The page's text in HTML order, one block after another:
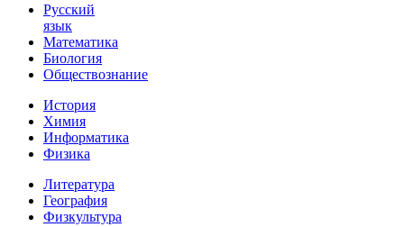
Русский
язык
Математика
Биология
Обществознание
История
Химия
Информатика
Физика
Литература
География
Физкультура